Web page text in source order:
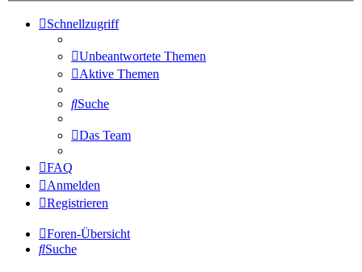
Schnellzugriff
Unbeantwortete Themen
Aktive Themen
Suche
Das Team
FAQ
Anmelden
Registrieren
Foren-Übersicht
Suche